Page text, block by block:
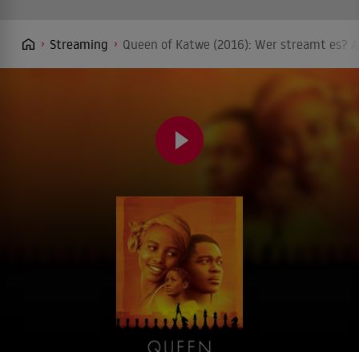
Streaming Queen of Katwe (2016): Wer streamt es?